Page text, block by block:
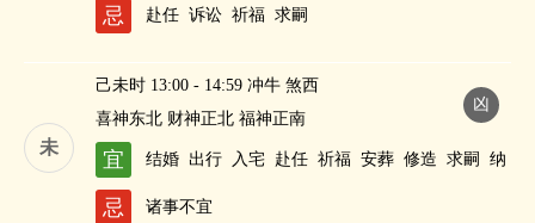
忌 赴任 诉讼 祈福 求嗣
未
凶
己未时 13:00 - 14:59 冲牛 煞西
喜神东北 财神正北 福神正南
宜 结婚 出行 入宅 赴任 祈福 安葬 修造 求嗣
纳
财
忌 诸事不宜